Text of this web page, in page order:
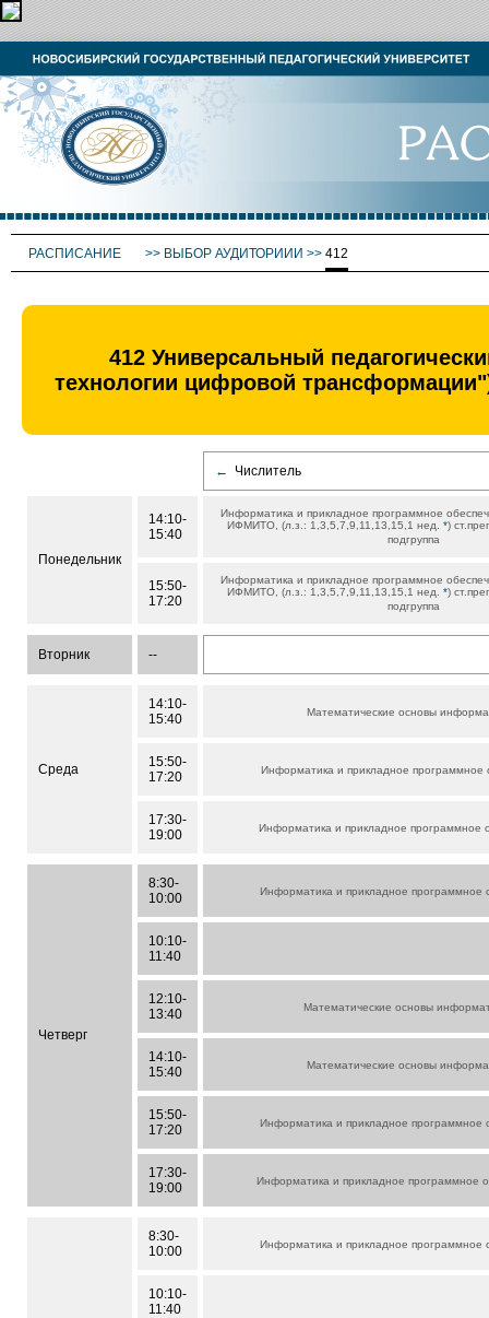
РАСПИСАНИЕ >> ВЫБОР АУДИТОРИИИ >> 412
412 Универсальный
технологии цифровой
← Числитель
Понедельник
14:10-
15:40
Информатика и прикладное программное
ИФМИТО, (л.з.: 1,3,5,7,9,11,13,15,1 нед. *)
подгруппа
15:50-
17:20
Информатика и прикладное программное
ИФМИТО, (л.з.: 1,3,5,7,9,11,13,15,1 нед. *)
подгруппа
Вторник --
Среда
14:10-
15:40
Математические основы
15:50-
17:20
Информатика и прикладное программное
17:30-
19:00
Информатика и прикладное программное
Четверг
8:30-
10:00
Информатика и прикладное программное
10:10-
11:40
12:10-
13:40
Математические основы
14:10-
15:40
Математические основы
15:50-
17:20
Информатика и прикладное программное
17:30-
19:00
Информатика и прикладное программное
8:30-
10:00
Информатика и прикладное программное
10:10-
11:40